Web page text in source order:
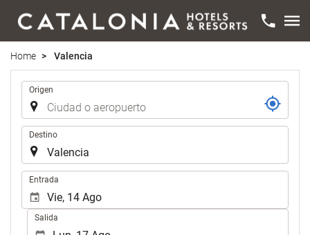
Home Valencia
Trayecto
Origen
Destino
Entrada
Salida